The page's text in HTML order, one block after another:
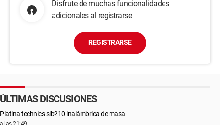
Disfrute de muchas funcionalidades
adicionales al registrarse
REGISTRARSE
ÚLTIMAS DISCUSIONES
Platina technics slb210 inalámbrica de masa
a las 21:49